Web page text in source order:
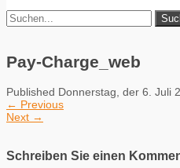
Pay-Charge_web
Published Donnerstag, der 6. Juli
← Previous
Next →
Schreiben Sie einen